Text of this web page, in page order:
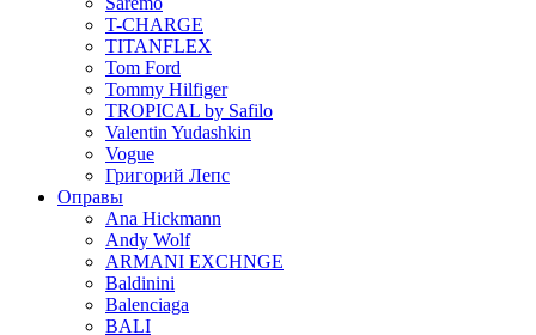
T-CHARGE
TITANFLEX
Tom Ford
Tommy Hilfiger
TROPICAL by Safilo
Valentin Yudashkin
Vogue
Григорий Лепс
Оправы
Ana Hickmann
Andy Wolf
ARMANI EXCHNGE
Baldinini
Balenciaga
BALI